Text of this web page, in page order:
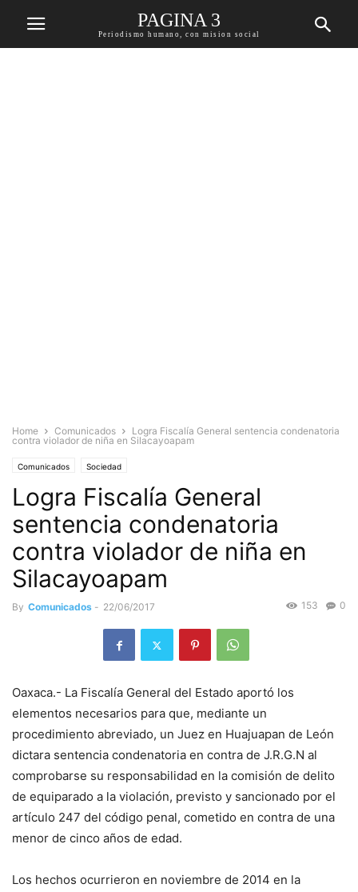
PAGINA 3
Periodismo humano, con mision social
Home Comunicados
Logra Fiscalía General sentencia condenatoria
contra violador de niña en Silacayoapam
Comunicados Sociedad
Logra Fiscalía General
sentencia condenatoria
contra violador de niña en
Silacayoapam
By Comunicados - 22/06/2017 0
153
Oaxaca.- La Fiscalía General del Estado aportó los
elementos necesarios para que, mediante un
procedimiento abreviado, un Juez en Huajuapan de León
dictara sentencia condenatoria en contra de J.R.G.N al
comprobarse su responsabilidad en la comisión de delito
de equiparado a la violación, previsto y sancionado por el
artículo 247 del código penal, cometido en contra de una
menor de cinco años de edad.
Los hechos ocurrieron en noviembre de 2014 en la